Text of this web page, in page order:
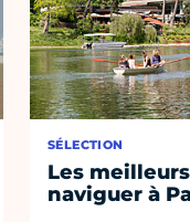
SÉLECTION
Les
naviguer à